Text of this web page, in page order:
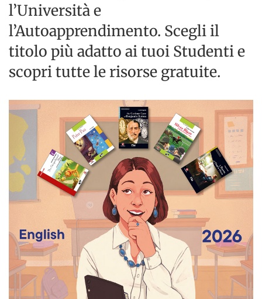
l’Università e
l’Autoapprendimento. Scegli il
titolo più adatto ai tuoi Studenti e
scopri tutte le risorse gratuite.